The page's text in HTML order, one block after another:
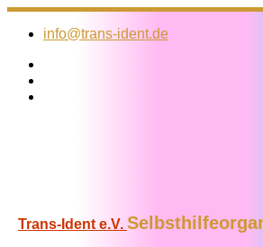
Zum
Inhalt
info@trans-ident.de
Trans-Ident e.V.